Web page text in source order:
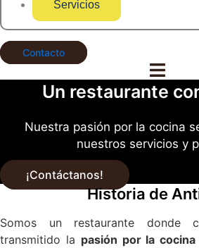
Servicios
Contacto
Un restaurante
Nuestra pasión por la cocina
nuestros servicios y
¡Contáctanos!
Historia de
Somos un restaurante donde
transmitido la pasión por la cocina